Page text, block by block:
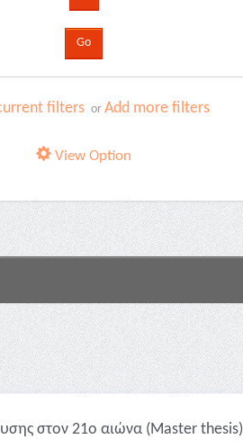
filters orAdd more filters
View Option
στον 21ο αιώνα (Master thesis)